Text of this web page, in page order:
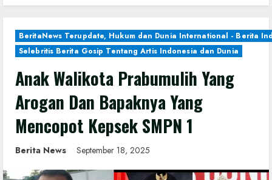
BeritaNews Terupdate, Hukum dan Dunia International - Berita
Selebritis Berita Gosip Tentang Artis Indonesia dan Dunia
Anak Walikota Prabumulih Yang
Arogan Dan Bapaknya Yang
Mencopot Kepsek SMPN 1
Berita News September 18, 2025